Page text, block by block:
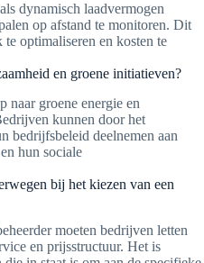
dynamisch laadvermogen
op afstand te monitoren. Dit
optimaliseren en kosten te
en groene initiatieven?
naar groene energie en
kunnen door het
bedrijfsbeleid deelnemen aan
hun sociale
bij het kiezen van een
moeten bedrijven letten
en prijsstructuur. Het is